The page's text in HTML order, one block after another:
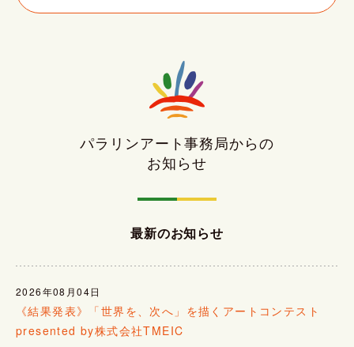
パラリンアート事務局からの
お知らせ
最新のお知らせ
2026年08月04日
《結果発表》「世界を、次へ」を描くアートコンテスト
presented by株式会社TMEIC